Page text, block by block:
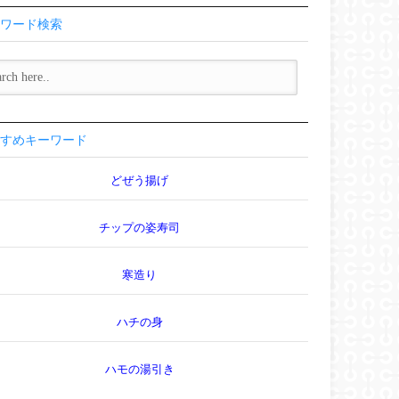
ード検索
めキーワード
どぜう揚げ
チップの姿寿司
寒造り
ハチの身
ハモの湯引き